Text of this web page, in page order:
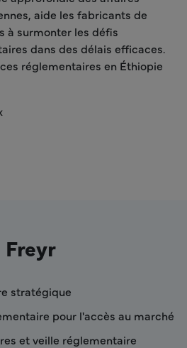
aide les fabricants de
à surmonter les défis
dans des délais efficaces.
réglementaires en Éthiopie
Freyr
stratégique
pour l'accès au marché
et veille réglementaire